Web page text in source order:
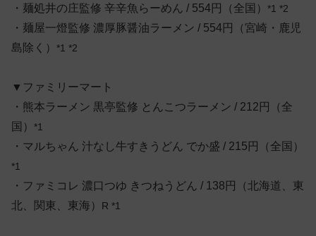
・麺処井の庄監修 辛辛魚らーめん / 554円（全国） *1 *2
・麺屋一燈監修 濃厚豚醤油ラーメン / 554円（宮崎・鹿児
島除く） *1 *2
▼ファミリーマート
・熊本ラーメン 黒亭監修 とんこつラーメン / 212円（全
国） *1
・マルちゃん 汁なし牛すきうどん でか盛 / 215円（全国）
*1
・ファミコレ 濃口つゆ きつねうどん / 138円（北海道、東
北、関東、東海） R *1